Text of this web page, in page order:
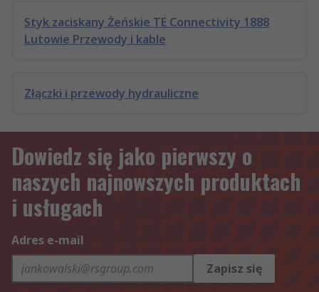
Styk zaciskany Żeńskie TE Connectivity 1888
Lutowie Przewody i kable
Złączki i przewody hydrauliczne
Dowiedz się jako pierwszy o
naszych najnowszych produktach
i usługach
Adres e-mail
Zapisz się